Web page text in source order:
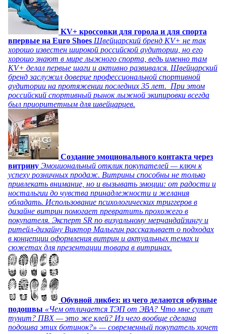
KV+ кроссовки для города и для спорта
впервые на Euro Shoes Швейцарский бренд KV+ не так
хорошо известен широкой российской аудитории, но его
хорошо знают в мире лыжного спорта, ведь именно там
KV+ делал первые шаги и активно развивался. Швейцарский
бренд заслужил доверие профессиональной спортивной
аудитории на протяжении последних 35 лет. При этом
российский спортивный рынок лыжной экипировки всегда
был приоритетным для швейцарцев.
Создание эмоционального контакта через
витрину Эмоциональный отклик покупателей — ключ к
успеху розничных продаж. Витрины способны не только
привлекать внимание, но и вызывать эмоции: от радости и
ностальгии до чувства принадлежности и желания
обладать. Использование психологических триггеров в
дизайне витрин помогает превратить прохожего в
покупателя. Эксперт SR по визуальному мерчандайзингу и
ритейл-дизайну Виктор Малыгин рассказывает о подходах
в концепции оформления витрин и актуальных темах и
сюжетах для презентации товара в витринах.
Обувной ликбез: из чего делаются обувные
подошвы «Чем отличается ТЭП от ЭВА? Что мне сулит
тунит? ПВХ — это же клей? Из чего вообще сделана
подошва этих ботинок?» — современный покупатель хочет